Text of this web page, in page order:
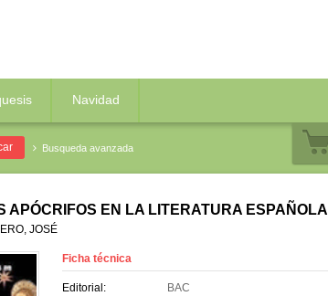
Navidad
Busqueda avanzada
APÓCRIFOS EN LA LITERATURA ESPAÑOLA
JOSÉ
Ficha técnica
Editorial:
BAC